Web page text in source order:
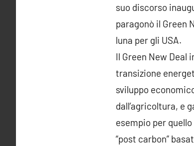
suo discorso
paragonò il Green
luna per gli USA.
Il Green New
transizione
sviluppo
dall’agricoltura, e
esempio per
“post carbon”